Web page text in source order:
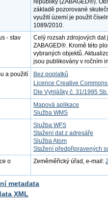
republiky (ZABAGED®).
základě pozorované
využití území je použit
1089/2010.
- stav
Celý rozsah zdrojových
ZABAGED®. Kromě této
vybraných objektů.
jsou publikovány v ročním
a použití
Bez poplatků
Licence Creative
Dle Vyhlášky č. 31/1995 Sb.
Mapová aplikace
Služba WMS
Služba WFS
Stažení dat z adresáře
Služba Atom
Stažení předpřipravených
o
Zeměměřický úřad, e-mail:
metadata
XML